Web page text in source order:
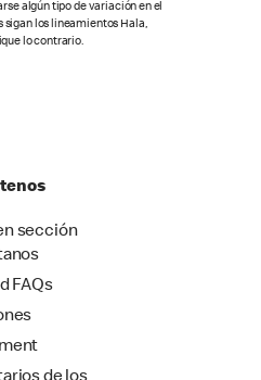
algún tipo de variación en el
sigan los lineamientos Hala,
lo contrario.
sección
FAQs